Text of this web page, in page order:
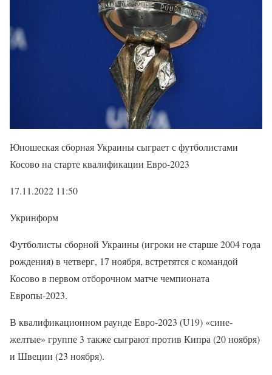
Юношеская сборная Украины сыграет с футболистами
Косово на старте квалификации Евро-2023
17.11.2022 11:50
Укринформ
Футболисты сборной Украины (игроки не старше 2004 года
рождения) в четверг, 17 ноября, встретятся с командой
Косово в первом отборочном матче чемпионата
Европы-2023.
В квалификационном раунде Евро-2023 (U19) «сине-
желтые» группе 3 также сыграют против Кипра (20 ноября)
и Швеции (23 ноября).